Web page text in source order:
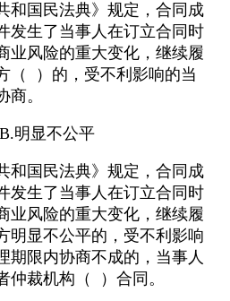
和国民法典》规定，合同成
发生了当事人在订立合同时
业风险的重大变化，继续履
（ ）的，受不利影响的当
。
不公平
和国民法典》规定，合同成
发生了当事人在订立合同时
业风险的重大变化，继续履
明显不公平的，受不利影响
期限内协商不成的，当事人
仲裁机构（ ）合同。